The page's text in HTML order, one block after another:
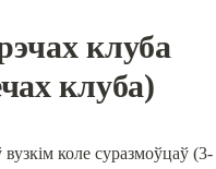
клуба
клуба)
коле суразмоўцаў (3-